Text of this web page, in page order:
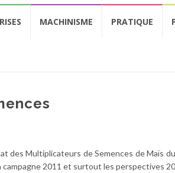
MACHINISME PRATIQUE
des Multiplicateurs de Semences de Maïs
campagne 2011 et surtout les perspectives